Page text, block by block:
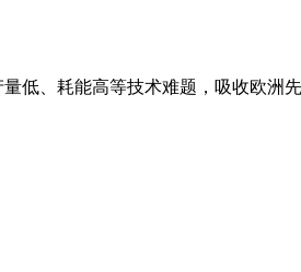
低、耗能高等技术难题，吸收欧